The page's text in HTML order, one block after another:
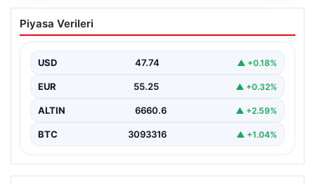
Cumhurbaşkanı Erdoğan, Devlet
Bahçeli ile görüştü
Piyasa Verileri
USD 47.74 ▲ +0.18%
EUR 55.25 ▲ +0.32%
ALTIN 6660.6 ▲ +2.59%
BTC 3093316 ▲ +1.04%